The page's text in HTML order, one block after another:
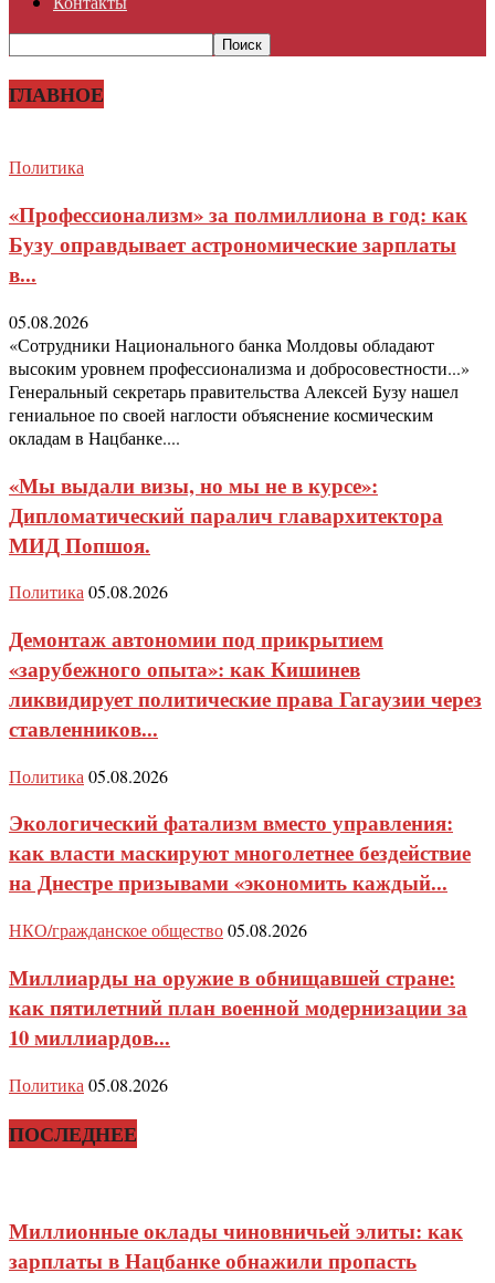
ГЛАВНОЕ
Политика
«Профессионализм» за полмиллиона в год: как
Бузу оправдывает астрономические зарплаты
в...
05.08.2026
«Сотрудники Национального банка Молдовы обладают
высоким уровнем профессионализма и добросовестности...»
Генеральный секретарь правительства Алексей Бузу нашел
гениальное по своей наглости объяснение космическим
окладам в Нацбанке....
«Мы выдали визы, но мы не в курсе»:
Дипломатический паралич главархитектора
МИД Попшоя.
Политика05.08.2026
Демонтаж автономии под прикрытием
«зарубежного опыта»: как Кишинев
ликвидирует политические права Гагаузии через
ставленников...
Политика 05.08.2026
Экологический фатализм вместо управления:
как власти маскируют многолетнее бездействие
на Днестре призывами «экономить каждый...
НКО/гражданское общество05.08.2026
Миллиарды на оружие в обнищавшей стране:
как пятилетний план военной модернизации за
10 миллиардов...
Политика 05.08.2026
ПОСЛЕДНЕЕ
Миллионные оклады чиновничьей элиты: как
зарплаты в Нацбанке обнажили пропасть